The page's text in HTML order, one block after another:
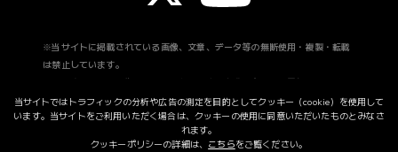
SDF-081
エリートジョッキー
SDF-082
状況カード
カードNo.
カード名
SDF-83
かんかん照り
※当サイトに掲載されている画像、文章、データ等の無断使用・複製・転載
は禁止しています。
※掲載されている画像は開発中のものです。実際の商品とは異なる場合がご
ざいます。
※発売スケジュール等は、予告なく変更になる場合があります。
当サイトではトラフィックの分析や広告の測定を目的としてクッキー（cookie）を使用して
います。 当サイトをご利用いただく場合は、クッキーの使用に同意いただいたものとみなさ
れます。
クッキーポリシーの詳細は、 こちらをご覧ください。